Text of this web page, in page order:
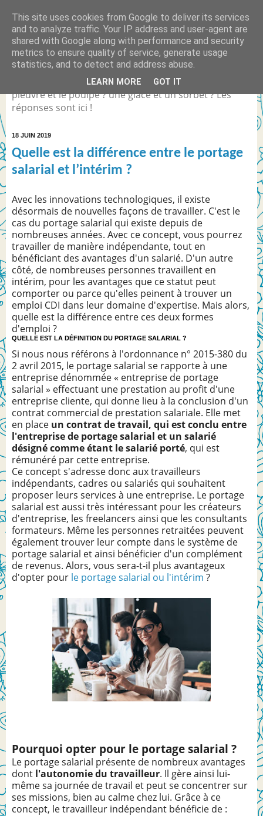
Quelle est la différence
entre... ?
Différence entre Coca Light et le Coca Zéro ? la
pieuvre et le poulpe ? une glace et un sorbet ? Les
réponses sont ici !
18 JUIN 2019
Quelle est la différence entre le portage
salarial et l’intérim ?
Avec les innovations technologiques, il existe
désormais de nouvelles façons de travailler. C'est le
cas du portage salarial qui existe depuis de
nombreuses années. Avec ce concept, vous pourrez
travailler de manière indépendante, tout en
bénéficiant des avantages d'un salarié. D'un autre
côté, de nombreuses personnes travaillent en
intérim, pour les avantages que ce statut peut
comporter ou parce qu'elles peinent à trouver un
emploi CDI dans leur domaine d'expertise. Mais alors,
quelle est la différence entre ces deux formes
d'emploi ?
QUELLE EST LA DÉFINITION DU PORTAGE SALARIAL ?
Si nous nous référons à l'ordonnance n° 2015-380 du
2 avril 2015, le portage salarial se rapporte à une
entreprise dénommée « entreprise de portage
salarial » effectuant une prestation au profit d'une
entreprise cliente, qui donne lieu à la conclusion d'un
contrat commercial de prestation salariale. Elle met
en place un contrat de travail, qui est conclu entre
l'entreprise de portage salarial et un salarié
désigné comme étant le salarié porté, qui est
rémunéré par cette entreprise.
Ce concept s'adresse donc aux travailleurs
indépendants, cadres ou salariés qui souhaitent
proposer leurs services à une entreprise. Le portage
salarial est aussi très intéressant pour les créateurs
d'entreprise, les freelancers ainsi que les consultants
formateurs. Même les personnes retraitées peuvent
également trouver leur compte dans le système de
portage salarial et ainsi bénéficier d'un complément
de revenus. Alors, vous sera-t-il plus avantageux
d'opter pour le portage salarial ou l'intérim ?
Pourquoi opter pour le portage salarial ?
Le portage salarial présente de nombreux avantages
dont l'autonomie du travailleur. Il gère ainsi lui-
même sa journée de travail et peut se concentrer sur
ses missions, bien au calme chez lui. Grâce à ce
concept, le travailleur indépendant bénéficie de :
This site uses cookies from Google to deliver its services
and to analyze traffic. Your IP address and user-agent are
shared with Google along with performance and security
metrics to ensure quality of service, generate usage
statistics, and to detect and address abuse.
LEARN MORE GOT IT